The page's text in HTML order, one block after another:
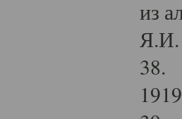
из
Я.И.
38.